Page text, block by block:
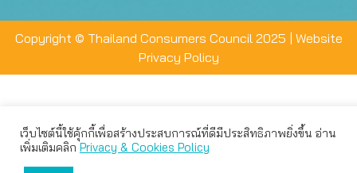
Copyright © Thailand Consumers Council 2025 | Website
Privacy Policy
เว็บไซต์นี้ใช้คุ้กกี้เพื่อสร้างประสบการณ์ที่ดีมีประสิทธิภาพยิ่งขึ้น อ่าน
เพิ่มเติมคลิกPrivacy & Cookies Policy
เว็บไซต์นี้ใช้คุกกี้เพื่อมอบประสบการณ์การใช้งานที่ดีให้แก่ท่าน คุณ
สามารถเลือกตั้งค่าความเป็นส่วนตัวได้